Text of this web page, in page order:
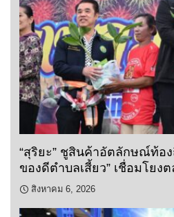
“สุริยะ” ชูสินค้าอัตลักษณ์ท้อง
ของดีตำบลเสี้ยว” เชื่อมโยง
สิงหาคม 6, 2026